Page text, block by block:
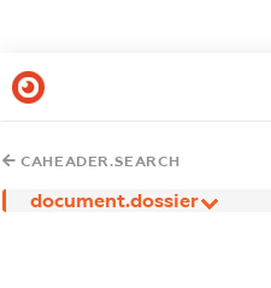
CAHEADER.SEARCH
document.dossier